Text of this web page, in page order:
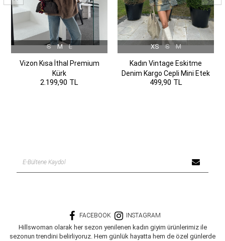
S M L
Vizon Kısa İthal Premium
Kürk
2.199,90 TL
XS S M
Kadın Vintage Eskitme
Denim Kargo Cepli Mini Etek
499,90 TL
FACEBOOK INSTAGRAM
Hillswoman olarak her sezon yenilenen kadın giyim ürünlerimiz ile
sezonun trendini belirliyoruz. Hem günlük hayatta hem de özel günlerde